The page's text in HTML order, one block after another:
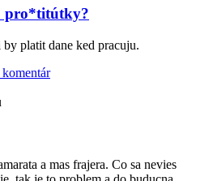
pro*titútky?
platit dane ked pracuju.
a mas frajera. Co sa nevies